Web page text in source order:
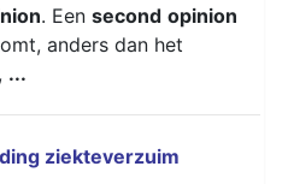
. Een second opinion
anders dan het
...
ziekteverzuim